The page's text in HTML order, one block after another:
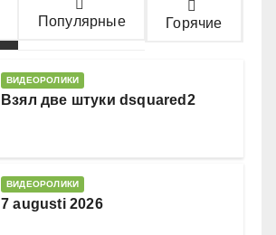
Популярные Горячие
ВИДЕОРОЛИКИ
Взял две штуки dsquared2
ВИДЕОРОЛИКИ
7 augusti 2026